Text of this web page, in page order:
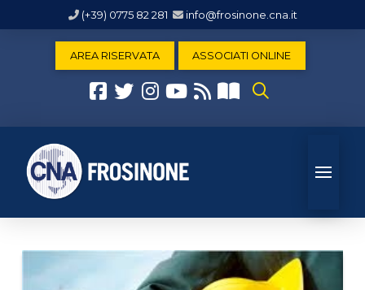
(+39) 0775 82 281 info@frosinone.cna.it
AREA RISERVATA ASSOCIATI ONLINE